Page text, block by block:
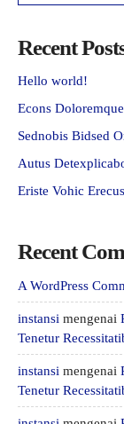
Recent
Hello world!
Econs
Sednobis Bidsed
Autus
Eriste Vohic
Recent
A WordPress
instansi mengenai
Tenetur
instansi mengenai
Tenetur